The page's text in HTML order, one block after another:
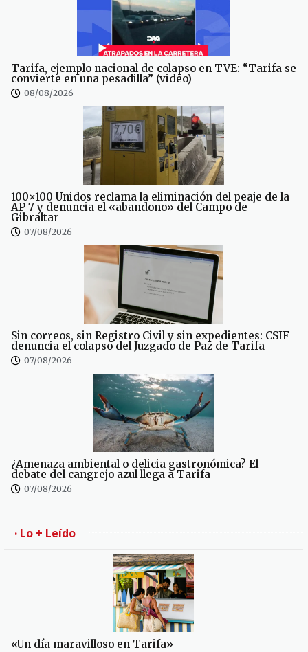
Tarifa, ejemplo nacional de colapso en TVE: “Tarifa se
convierte en una pesadilla” (video)
08/08/2026
100×100 Unidos reclama la eliminación del peaje de la
AP-7 y denuncia el «abandono» del Campo de
Gibraltar
07/08/2026
Sin correos, sin Registro Civil y sin expedientes: CSIF
denuncia el colapso del Juzgado de Paz de Tarifa
07/08/2026
¿Amenaza ambiental o delicia gastronómica? El
debate del cangrejo azul llega a Tarifa
07/08/2026
· Lo + Leído
«Un día maravilloso en Tarifa»